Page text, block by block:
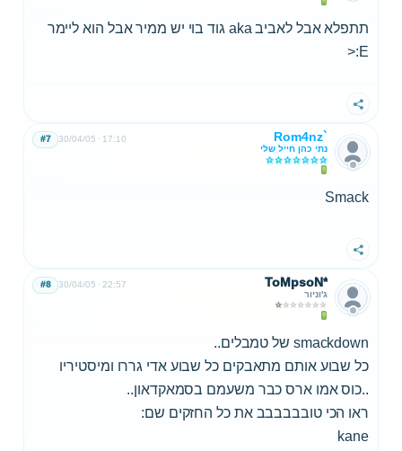
תתפלא אבל לאביב aka גוד בוי יש ממיר אבל הוא ליימר
E:<
שתף
Rom4nz`
נתי כהן חייל שלי
30/04/05 17:10
#7
Smack
שתף
ToMpsoN*
ג'וניור
30/04/05 22:57
#8
smackdown של טמבלים..
כל שבוע אותם מתאבקים כל שבוע אדי גררו ומיסטיריו
..כוס אמו ארס כבר משעמם בסמאקדאון..
ראו הכי טובבבבבב את כל החזקים שם:
kane